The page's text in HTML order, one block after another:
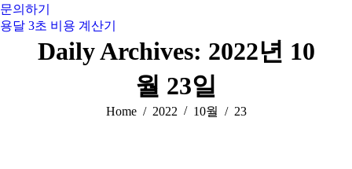
문의하기
용달 3초 비용 계산기
Daily Archives: 2022년 10
월 23일
You are here:
Home 2022 10월 23